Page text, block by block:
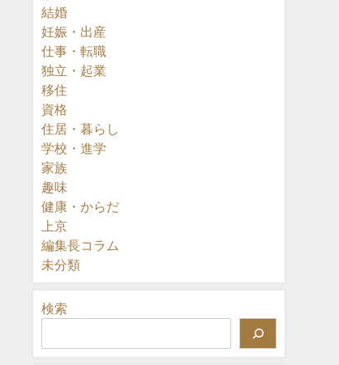
結婚
妊娠・出産
仕事・転職
独立・起業
移住
資格
住居・暮らし
学校・進学
家族
趣味
健康・からだ
上京
編集長コラム
未分類
検索